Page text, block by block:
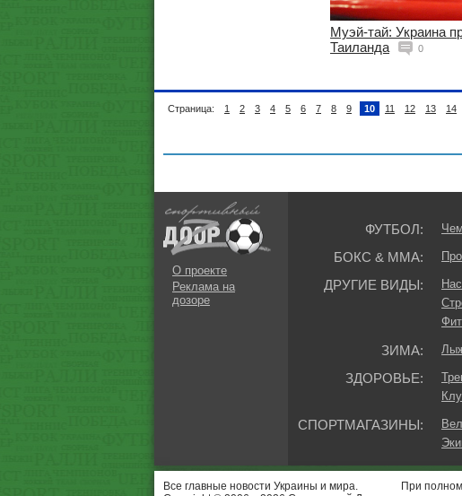
Муэй-тай: Украина
Таиланда
0
Страница: 1 2 3 4 5 6 7 8 9 10 11 12 13 14
О проекте
Реклама на
дозоре
ФУТБОЛ:
БОКС & ММА:
ДРУГИЕ ВИДЫ:
ЗИМА:
ЗДОРОВЬЕ:
СПОРТМАГАЗИНЫ:
Все главные новости Украины и мира.
При